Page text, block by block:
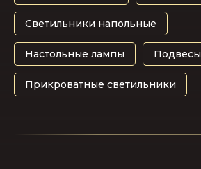
Светильники напольные
Настольные лампы Подвесы
Прикроватные светильники